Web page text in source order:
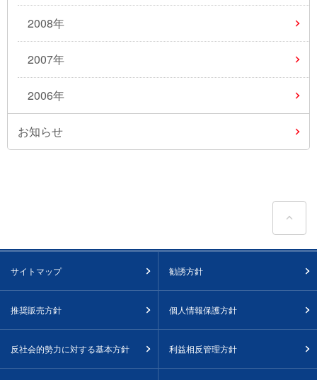
2008年
2007年
2006年
お知らせ
ペ
サイトマップ 勧誘方針
推奨販売方針 個人情報保護方針
反社会的勢力に対する基本方針 利益相反管理方針